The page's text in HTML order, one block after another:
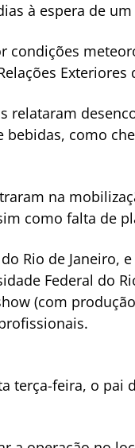
à espera de um
Exteriores
relataram
como
na
como falta de
Rio de Janeiro,
Federal do
(com
terça-feira, o pai